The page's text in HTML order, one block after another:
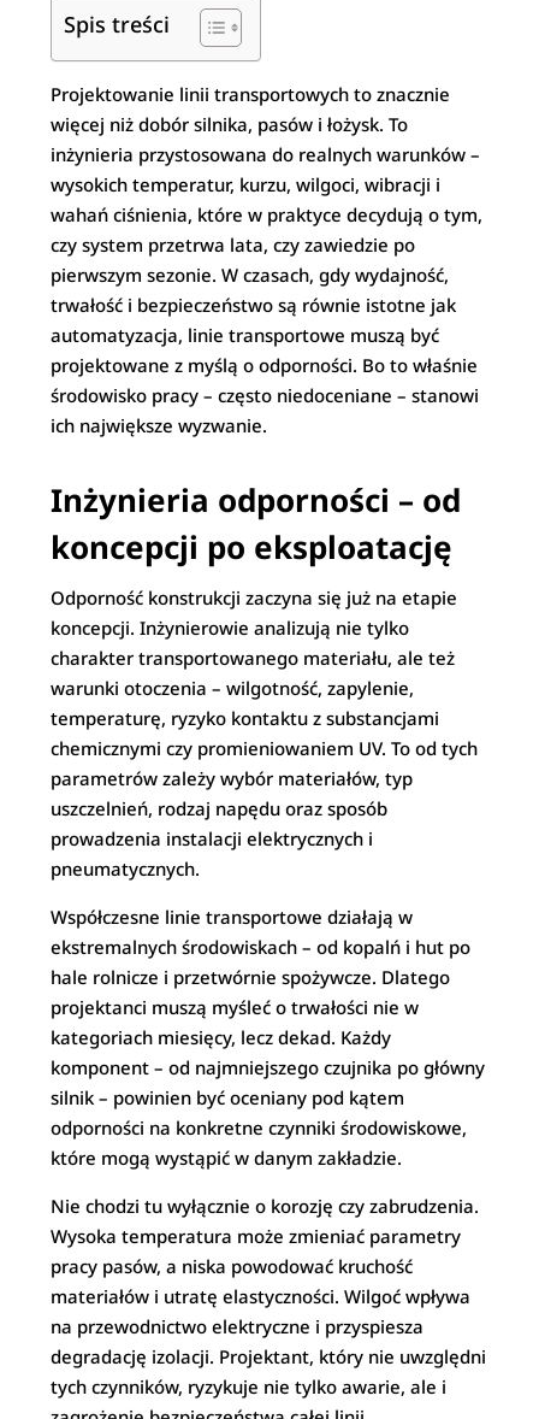
Spis treści
Projektowanie linii transportowych to znacznie
więcej niż dobór silnika, pasów i łożysk. To
inżynieria przystosowana do realnych warunków –
wysokich temperatur, kurzu, wilgoci, wibracji i
wahań ciśnienia, które w praktyce decydują o tym,
czy system przetrwa lata, czy zawiedzie po
pierwszym sezonie. W czasach, gdy wydajność,
trwałość i bezpieczeństwo są równie istotne jak
automatyzacja, linie transportowe muszą być
projektowane z myślą o odporności. Bo to właśnie
środowisko pracy – często niedoceniane – stanowi
ich największe wyzwanie.
Inżynieria odporności – od
koncepcji po eksploatację
Odporność konstrukcji zaczyna się już na etapie
koncepcji. Inżynierowie analizują nie tylko
charakter transportowanego materiału, ale też
warunki otoczenia – wilgotność, zapylenie,
temperaturę, ryzyko kontaktu z substancjami
chemicznymi czy promieniowaniem UV. To od tych
parametrów zależy wybór materiałów, typ
uszczelnień, rodzaj napędu oraz sposób
prowadzenia instalacji elektrycznych i
pneumatycznych.
Współczesne linie transportowe działają w
ekstremalnych środowiskach – od kopalń i hut po
hale rolnicze i przetwórnie spożywcze. Dlatego
projektanci muszą myśleć o trwałości nie w
kategoriach miesięcy, lecz dekad. Każdy
komponent – od najmniejszego czujnika po główny
silnik – powinien być oceniany pod kątem
odporności na konkretne czynniki środowiskowe,
które mogą wystąpić w danym zakładzie.
Nie chodzi tu wyłącznie o korozję czy zabrudzenia.
Wysoka temperatura może zmieniać parametry
pracy pasów, a niska powodować kruchość
materiałów i utratę elastyczności. Wilgoć wpływa
na przewodnictwo elektryczne i przyspiesza
degradację izolacji. Projektant, który nie uwzględni
tych czynników, ryzykuje nie tylko awarie, ale i